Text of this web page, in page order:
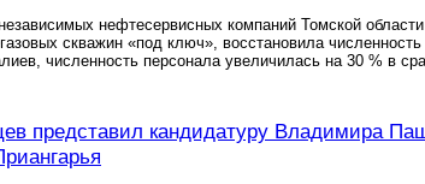
нефтесервисных компаний Томской
скважин «под ключ», восстановила
численность персонала увеличилась на 30 % в
представил кандидатуру Владимира